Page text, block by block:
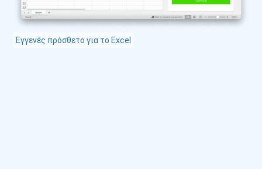
Εγγενές πρόσθετο για το Excel